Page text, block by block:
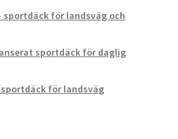
sportdäck för landsväg och
sportdäck för daglig
sportdäck för landsväg